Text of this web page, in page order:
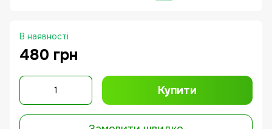
В наявності
480 грн
Купити